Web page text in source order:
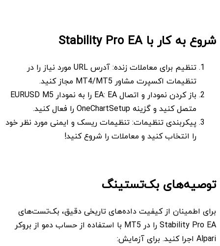
شروع به کار با Stability Pro EA
تنظیم برای معاملات زنده: آدرس URL مورد نیاز را در
تنظیمات اکسپرت مشاور MT4/MT5 مجاز کنید.
باز کردن نمودار و اتصال EA: EA را به نمودار EURUSD M5
متصل کنید و گزینه OneChartSetup را فعال کنید.
پیکربندی تنظیمات: تنظیمات ریسک و ایمنی مورد نظر خود
را انتخاب کنید و معاملات را شروع کنید!
توصیه‌های بک‌تستینگ
برای اطمینان از کیفیت داده‌های تاریخی دقیق، بک‌تست‌های
Stability Pro EA را در MT5 با استفاده از حساب دمو از بروکر
Alpari اجرا کنید. برای آزمایش: